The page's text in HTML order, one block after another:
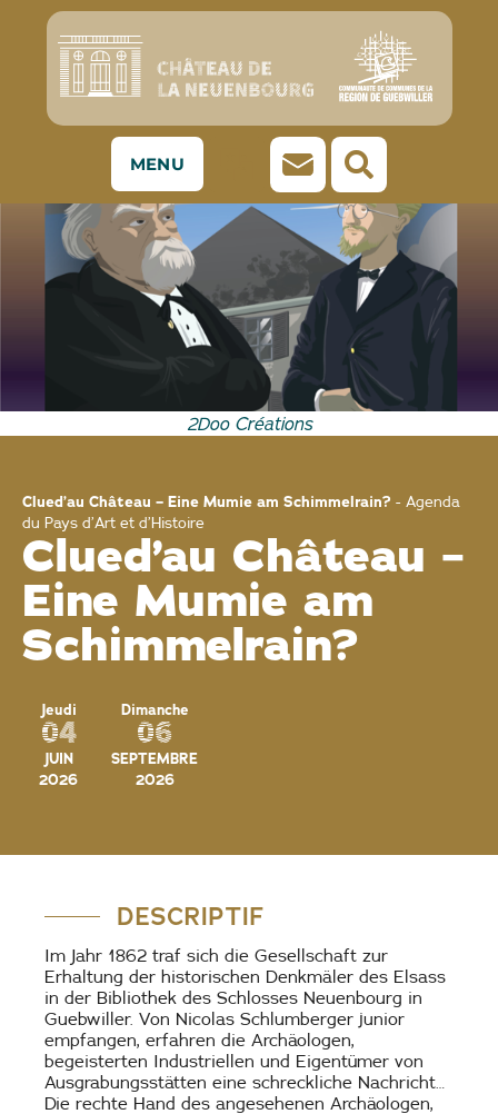
MENU
2Doo Créations
Clued’au Château – Eine Mumie am Schimmelrain? - Agenda
du Pays d’Art et d’Histoire
Clued’au Château –
Eine Mumie am
Schimmelrain?
Jeudi
04
JUIN
2026
Dimanche
06
SEPTEMBRE
2026
DESCRIPTIF
Im Jahr 1862 traf sich die Gesellschaft zur
Erhaltung der historischen Denkmäler des Elsass
in der Bibliothek des Schlosses Neuenbourg in
Guebwiller. Von Nicolas Schlumberger junior
empfangen, erfahren die Archäologen,
begeisterten Industriellen und Eigentümer von
Ausgrabungsstätten eine schreckliche Nachricht…
Die rechte Hand des angesehenen Archäologen,